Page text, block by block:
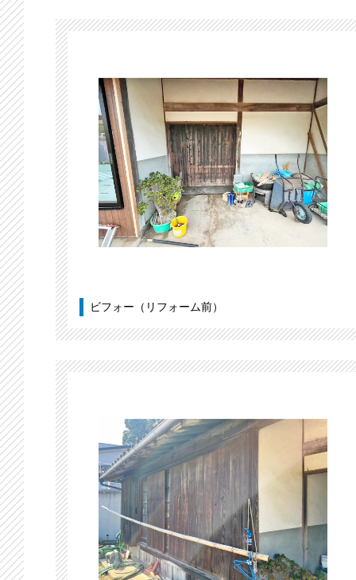
ビフォー（リフォーム前）